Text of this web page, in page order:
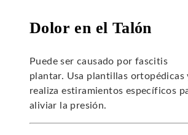
Dolor en el Talón
Puede ser causado por fascitis
plantar. Usa plantillas ortopédicas
realiza estiramientos específicos
aliviar la presión.